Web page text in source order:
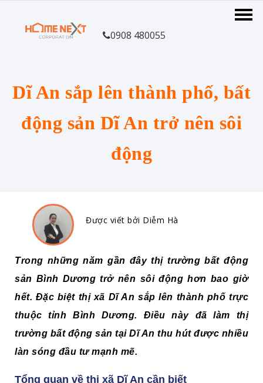
0908 480055
Dĩ An sắp lên thành phố, bất
động sản Dĩ An trở nên sôi
động
Được viết bởi Diễm Hà
Trong những năm gần đây thị trường bất động
sản Bình Dương trở nên sôi động hơn bao giờ
hết. Đặc biệt thị xã Dĩ An sắp lên thành phố trực
thuộc tỉnh Bình Dương. Điều này đã làm thị
trường bất động sản tại Dĩ An thu hút được nhiều
làn sóng đầu tư mạnh mẽ.
Tổng quan về thị xã Dĩ An cần biết